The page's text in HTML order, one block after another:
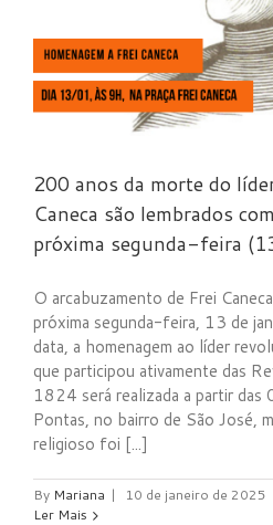
200 anos da morte do
Caneca são lembrados
próxima segunda-feira
O arcabuzamento de Frei
próxima segunda-feira, 13 de
data, a homenagem ao líder
que participou ativamente das
1824 será realizada a partir das
Pontas, no bairro de São José,
religioso foi [...]
By Mariana | 10 de janeiro de 2025
Ler Mais